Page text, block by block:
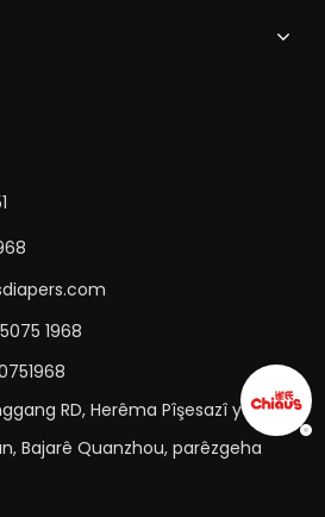
1968
RD, Herêma Pîşesazî ya
Bajarê Quanzhou, parêzgeha